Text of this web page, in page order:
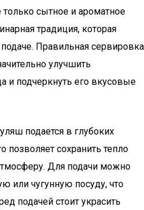
сытное и ароматное
традиция, которая
Правильная сервировка
улучшить
и подчеркнуть его вкусовые
подается в глубоких
позволяет сохранить тепло
Для подачи можно
или чугунную посуду, что
подачей стоит украсить